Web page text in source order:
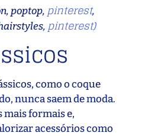
poptop, pinterest,
pinterest)
como o coque
nunca saem de moda.
mais formais e,
acessórios como